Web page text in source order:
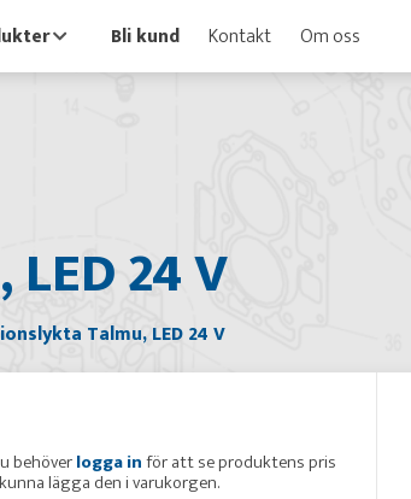
Bli kund Kontakt Om oss
24 V
Talmu, LED 24 V
behöverlogga inför att se produktens pris
lägga den i varukorgen.